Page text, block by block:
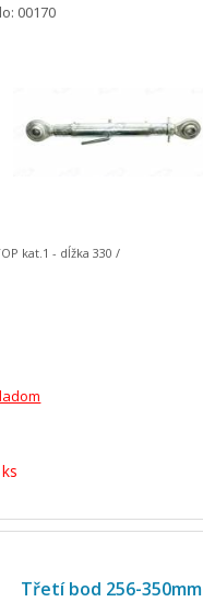
00170
kat.1 - dĺžka 330 /
Třetí bod 256-350mm